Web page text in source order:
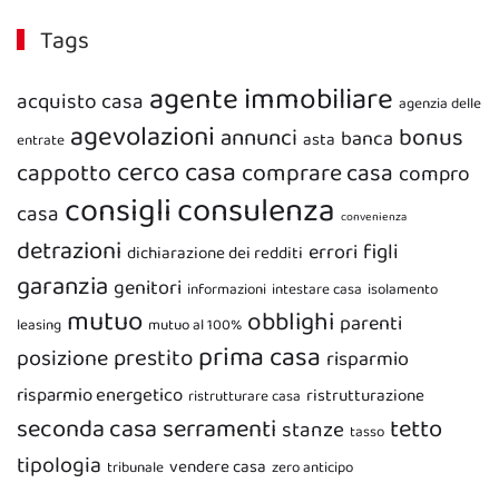
Tags
acquisto casa agente immobiliare agenzia delle
entrate agevolazioni annunci asta banca bonus
cappottocerco casacomprare casa compro
casa consigliconsulenza convenienza
detrazioni dichiarazione dei redditi errori figli
garanzia genitori informazioni intestare casa isolamento
leasing mutuo mutuo al 100% obblighi parenti
posizioneprestitoprima casa risparmio
risparmio energetico ristrutturare casa ristrutturazione
seconda casaserramenti stanze tasso tetto
tipologia tribunale vendere casa zero anticipo